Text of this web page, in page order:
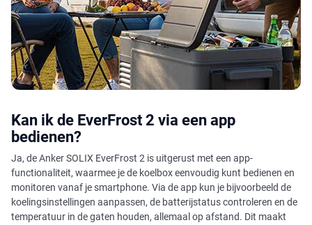
Kan ik de EverFrost 2 via een app
bedienen?
Ja, de Anker SOLIX EverFrost 2 is uitgerust met een app-
functionaliteit, waarmee je de koelbox eenvoudig kunt bedienen en
monitoren vanaf je smartphone. Via de app kun je bijvoorbeeld de
koelingsinstellingen aanpassen, de batterijstatus controleren en de
temperatuur in de gaten houden, allemaal op afstand. Dit maakt